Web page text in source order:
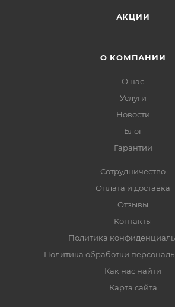
АКЦИИ
О КОМПАНИИ
О нас
Услуги
Новости
Блог
Гарантии
Сотрудничество
Оплата и доставка
Отзывы
Контакты
Политика
Политика обработки
Как нас найти
Карта сайта